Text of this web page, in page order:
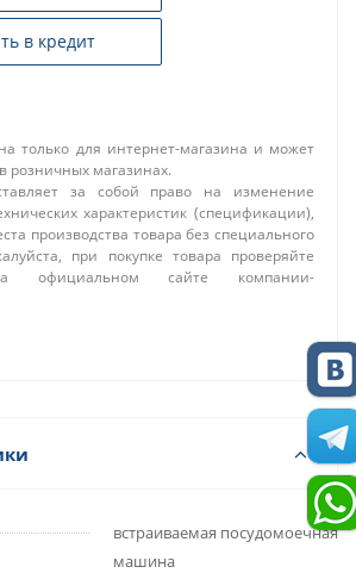
в кредит
только для интернет-магазина и может
розничных магазинах.
за собой право на изменение
характеристик (спецификации),
производства товара без специального
при покупке товара проверяйте
официальном сайте компании-
встраиваемая посудомоечная
машина